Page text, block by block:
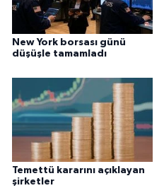
New York borsası günü
düşüşle tamamladı
Temettü kararını açıklayan
şirketler